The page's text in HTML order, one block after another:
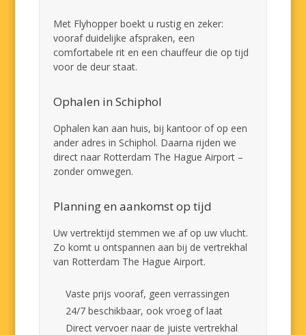
Met Flyhopper boekt u rustig en zeker:
vooraf duidelijke afspraken, een
comfortabele rit en een chauffeur die op tijd
voor de deur staat.
Ophalen in Schiphol
Ophalen kan aan huis, bij kantoor of op een
ander adres in Schiphol. Daarna rijden we
direct naar Rotterdam The Hague Airport –
zonder omwegen.
Planning en aankomst op tijd
Uw vertrektijd stemmen we af op uw vlucht.
Zo komt u ontspannen aan bij de vertrekhal
van Rotterdam The Hague Airport.
Vaste prijs vooraf, geen verrassingen
24/7 beschikbaar, ook vroeg of laat
Direct vervoer naar de juiste vertrekhal